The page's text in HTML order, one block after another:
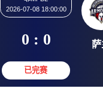
2026-07-08 18:00:00
0 : 0